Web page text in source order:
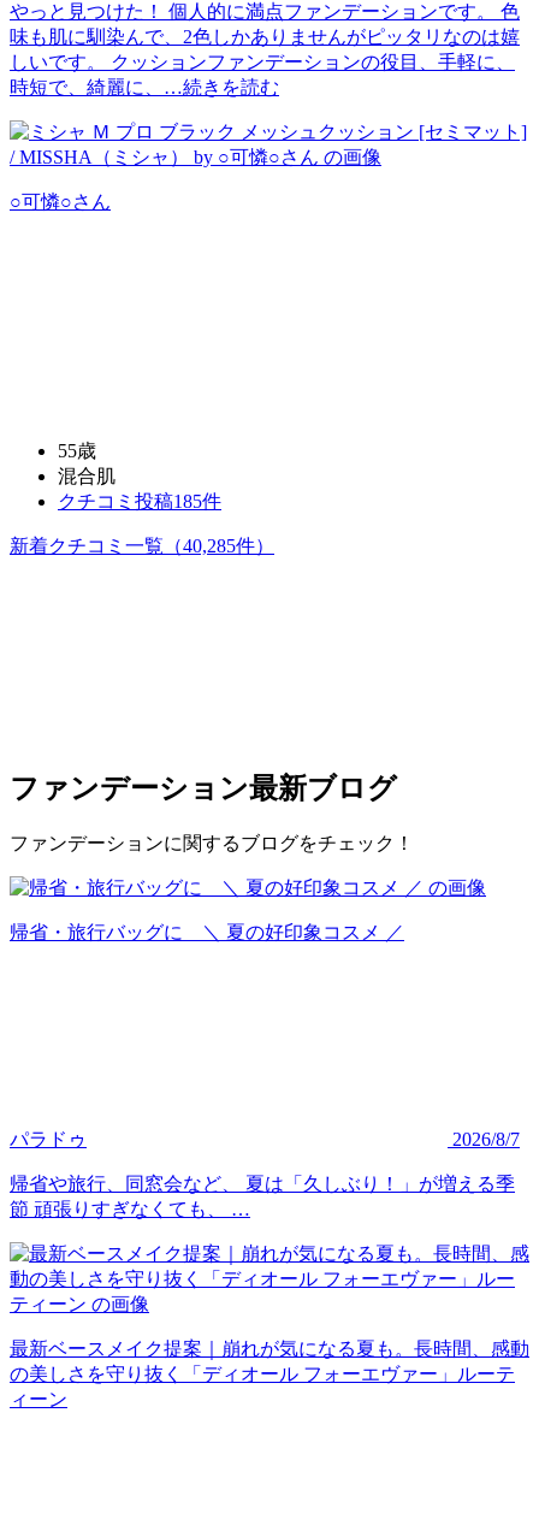
やっと見つけた！ 個人的に満点ファンデーションです。 色
味も肌に馴染んで、2色しかありませんがピッタリなのは嬉
しいです。 クッションファンデーションの役目、手軽に、
時短で、綺麗に、…続きを読む
○可憐○さん
55歳
混合肌
クチコミ投稿185件
新着クチコミ一覧 （40,285件）
ファンデーション最新ブログ
ファンデーションに関するブログをチェック！
帰省・旅行バッグに ＼ 夏の好印象コスメ ／
パラドゥ 2026/8/7
帰省や旅行、同窓会など、 夏は「久しぶり！」が増える季
節 頑張りすぎなくても、 …
最新ベースメイク提案｜崩れが気になる夏も。長時間、感動
の美しさを守り抜く「ディオール フォーエヴァー」ルーテ
ィーン